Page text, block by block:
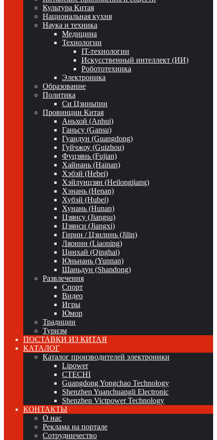
Культура Китая
Национальная кухня
Наука и техника
Медицина
Технологии
IT-технологии
Искусственный интеллект (ИИ)
Робототехника
Электроника
Образование
Политика
Си Цзиньпин
Провинции Китая
Аньхой (Anhui)
Ганьсу (Gansu)
Гуандун (Guangdong)
Гуйчжоу (Guizhou)
Фуцзянь (Fujian)
Хайнань (Hainan)
Хэбэй (Hebei)
Хэйлунцзян (Heilongjiang)
Хэнань (Henan)
Хубэй (Hubei)
Хунань (Hunan)
Цзянсу (Jiangsu)
Цзянси (Jiangxi)
Гирин / Цзилинь (Jilin)
Ляонин (Liaoning)
Цинхай (Qinghai)
Юньнань (Yunnan)
Шаньдун (Shandong)
Развлечения
Спорт
Видео
Игры
Юмор
Традиции
Туризм
ПОСТАВКИ ИЗ КИТАЯ
КАТАЛОГ
Каталог производителей электроники
Lipower
CTECHI
Guangdong Yongchao Technology
Shenzhen Yuanchuangli Electronic
Shenzhen Victpower Technology
КОНТАКТЫ
О нас
Реклама на портале
Сотрудничество